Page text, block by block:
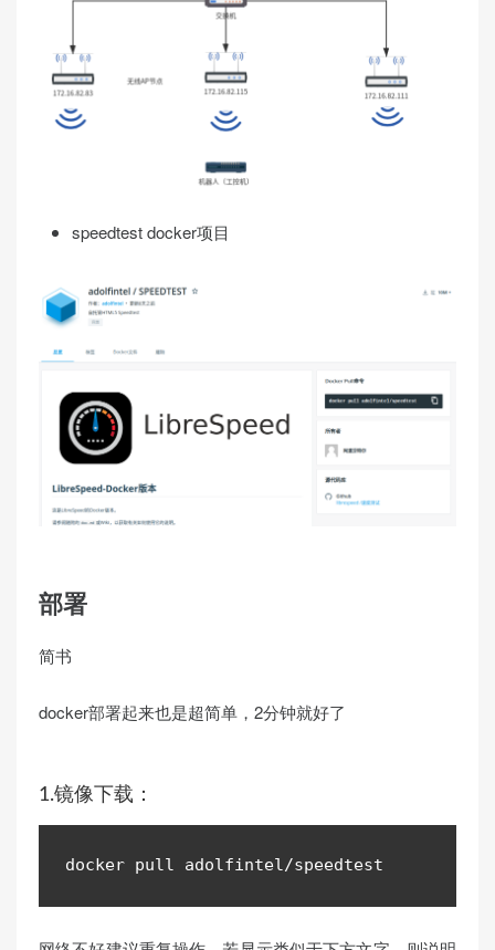
speedtest docker项目
部署
简书
docker部署起来也是超简单，2分钟就好了
1.镜像下载：
docker pull adolfintel/speedtest